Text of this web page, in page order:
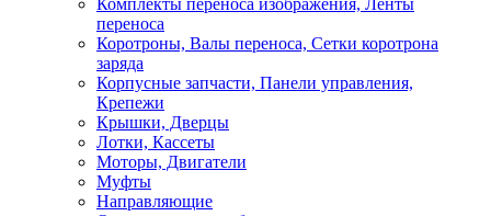
Комплекты переноса изображения, Ленты
переноса
Коротроны, Валы переноса, Сетки коротрона
заряда
Корпусные запчасти, Панели управления,
Крепежи
Крышки, Дверцы
Лотки, Кассеты
Моторы, Двигатели
Муфты
Направляющие